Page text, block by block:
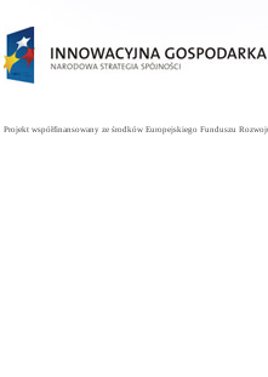
Projekt współfinansowany ze środków Europejskiego Funduszu